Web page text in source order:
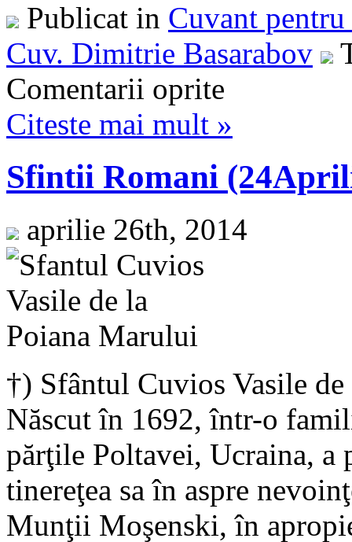
Publicat in Cuvant
Cuv. Dimitrie Basarabov
Comentarii oprite
Citeste mai mult »
Sfintii Romani
aprilie 26th, 2014
†) Sfântul Cuvios Vasile
Născut în 1692, într-o
părţile Poltavei, Ucraina,
tinereţea sa în aspre
Munţii Moşenski, în